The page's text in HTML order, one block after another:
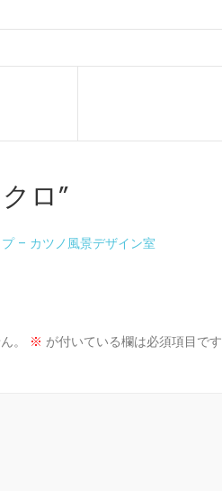
ロ”
– カツノ風景デザイン室
。 ※ が付いている欄は必須項目です